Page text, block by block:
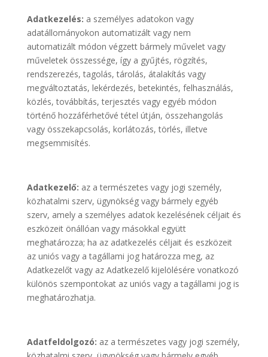
Adatkezelés: a személyes adatokon vagy
adatállományokon automatizált vagy nem
automatizált módon végzett bármely művelet vagy
műveletek összessége, így a gyűjtés, rögzítés,
rendszerezés, tagolás, tárolás, átalakítás vagy
megváltoztatás, lekérdezés, betekintés, felhasználás,
közlés, továbbítás, terjesztés vagy egyéb módon
történő hozzáférhetővé tétel útján, összehangolás
vagy összekapcsolás, korlátozás, törlés, illetve
megsemmisítés.
Adatkezelő: az a természetes vagy jogi személy,
közhatalmi szerv, ügynökség vagy bármely egyéb
szerv, amely a személyes adatok kezelésének céljait és
eszközeit önállóan vagy másokkal együtt
meghatározza; ha az adatkezelés céljait és eszközeit
az uniós vagy a tagállami jog határozza meg, az
Adatkezelőt vagy az Adatkezelő kijelölésére vonatkozó
különös szempontokat az uniós vagy a tagállami jog is
meghatározhatja.
Adatfeldolgozó: az a természetes vagy jogi személy,